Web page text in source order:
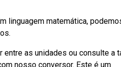
linguagem matemática,
as unidades ou consulte a
nosso conversor. Este é um